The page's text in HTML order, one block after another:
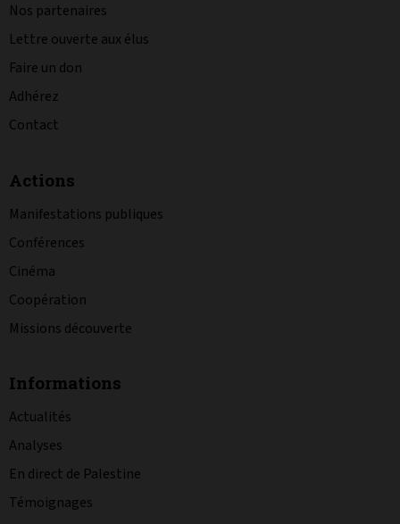
Nos partenaires
Lettre ouverte aux élus
Faire un don
Adhérez
Contact
Actions
Manifestations publiques
Conférences
Cinéma
Coopération
Missions découverte
Informations
Actualités
Analyses
En direct de Palestine
Témoignages